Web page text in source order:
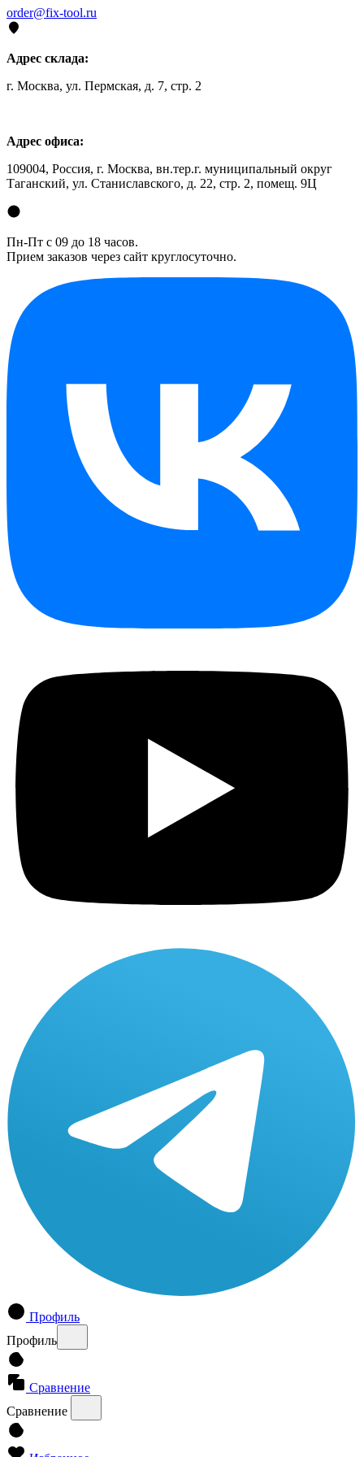
order@fix-tool.ru
Адрес склада:
г. Москва, ул. Пермская, д. 7, стр. 2
Адрес офиса:
109004, Россия, г. Москва, вн.тер.г. муниципальный округ
Таганский, ул. Станиславского, д. 22, стр. 2, помещ. 9Ц
Пн-Пт с 09 до 18 часов.
Прием заказов через сайт круглосуточно.
Профиль
Профиль
Сравнение
Сравнение